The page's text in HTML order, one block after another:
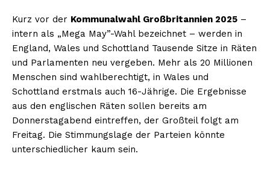
Kurz vor der Kommunalwahl Großbritannien 2025 –
intern als „Mega May”-Wahl bezeichnet – werden in
England, Wales und Schottland Tausende Sitze in Räten
und Parlamenten neu vergeben. Mehr als 20 Millionen
Menschen sind wahlberechtigt, in Wales und
Schottland erstmals auch 16-Jährige. Die Ergebnisse
aus den englischen Räten sollen bereits am
Donnerstagabend eintreffen, der Großteil folgt am
Freitag. Die Stimmungslage der Parteien könnte
unterschiedlicher kaum sein.